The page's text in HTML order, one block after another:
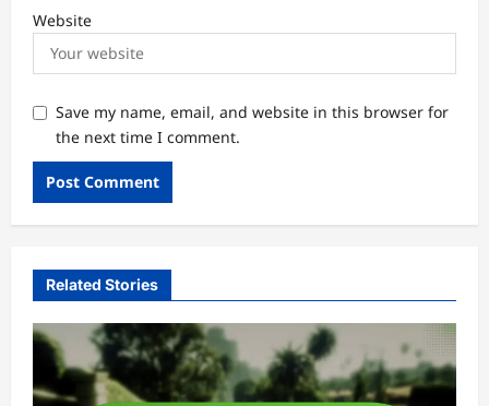
Website
Save my name, email, and website in this browser for
the next time I comment.
Related Stories